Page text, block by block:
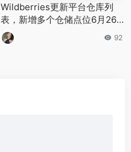
Wildberries更新平台仓库列
表，新增多个仓储点位6月26
日起开放接单
92